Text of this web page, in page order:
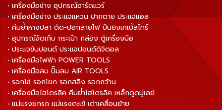
• เครื่องมือช่าง อุปกรณ์ฮาร์ดแวร์
• เครื่องมือช่าง ประแจแหวน ปากตาย ประแจแอล
• คีมย้ำหางปลา ตัด-ปอกสายไฟ ปืนยิงเคเบิ้ลไทร์
• อุปกรณ์จัดเก็บ กระเป๋า กล่อง ตู้เครื่องมือ
• ประแจขันปอนด์ ประแจปอนด์ดิจิตอล
• เครื่องมือไฟฟ้า POWER TOOLS
• เครื่องมือลม ปั๊มลม AIR TOOLS
• รอกโซ่ รอกโยก รอกสลิง รอกกว้าน
• เครื่องมือไฮโดรลิค คีมย้ำไฮโดรลิค เหล็กดูดมู่เลย์
• แม่แรงยกรถ แม่แรงตะเข้ เต่าเคลื่อนย้าย